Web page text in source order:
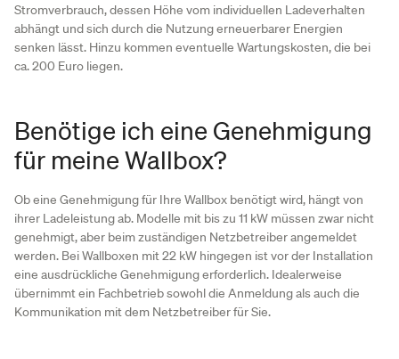
Stromverbrauch, dessen Höhe vom individuellen Ladeverhalten
abhängt und sich durch die Nutzung erneuerbarer Energien
senken lässt. Hinzu kommen eventuelle Wartungskosten, die bei
ca. 200 Euro liegen.
Benötige ich eine Genehmigung
für meine Wallbox?
Ob eine Genehmigung für Ihre Wallbox benötigt wird, hängt von
ihrer Ladeleistung ab. Modelle mit bis zu 11 kW müssen zwar nicht
genehmigt, aber beim zuständigen Netzbetreiber angemeldet
werden. Bei Wallboxen mit 22 kW hingegen ist vor der Installation
eine ausdrückliche Genehmigung erforderlich. Idealerweise
übernimmt ein Fachbetrieb sowohl die Anmeldung als auch die
Kommunikation mit dem Netzbetreiber für Sie.